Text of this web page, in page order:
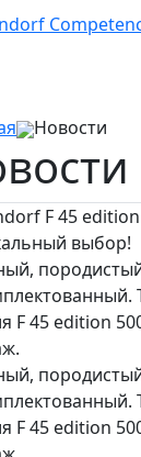
Новости
F 45
выбор!
F 45 edition
F 45 edition